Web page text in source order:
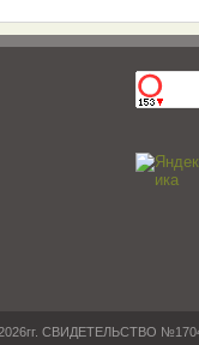
2026гг. СВИДЕТЕЛЬСТВО